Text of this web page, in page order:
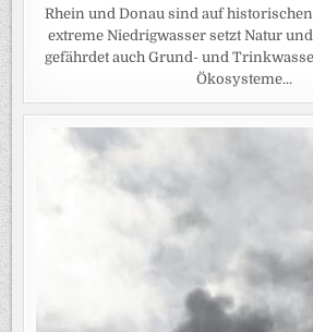
Rhein und Donau sind auf
extreme Niedrigwasser setzt Natur
gefährdet auch Grund- und
Ökosysteme...